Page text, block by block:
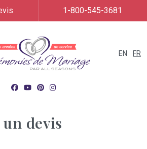
EN FR
1-800-545-3681
devis